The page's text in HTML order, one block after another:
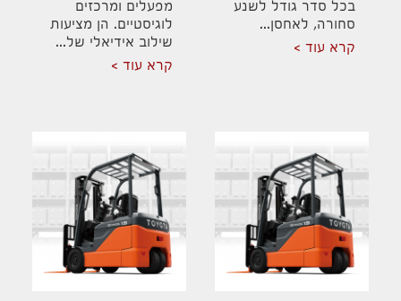
בכל סדר גודל לשנע
סחורה, לאחסן...
קרא עוד
מפעלים ומרכזים
לוגיסטיים. הן מציעות
שילוב אידיאלי של...
קרא עוד